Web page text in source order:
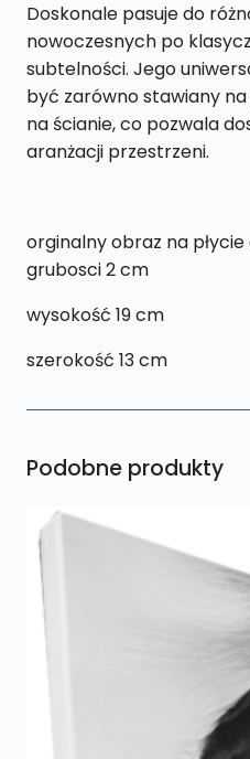
Doskonale pasuje do
nowoczesnych po
subtelności. Jego
być zarówno stawiany na
na ścianie, co pozwala
aranżacji przestrzeni.
orginalny obraz na
grubosci 2 cm
wysokość 19 cm
szerokość 13 cm
Podobne produkty